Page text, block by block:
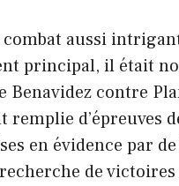
combat aussi
principal, il était
Benavidez contre
remplie d’épreuves
en évidence par
de victoires